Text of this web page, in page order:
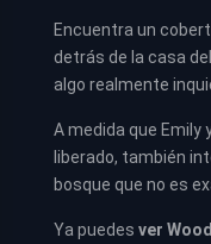
Encuentra un
detrás de la casa
algo realmente
A medida que Emily
liberado, también
bosque que no es
Ya puedes ver